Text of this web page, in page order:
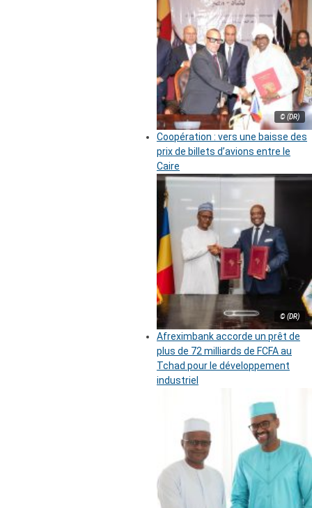
© (DR)
Coopération : vers une baisse des
prix de billets d’avions entre le
Caire
© (DR)
Afreximbank accorde un prêt de
plus de 72 milliards de FCFA au
Tchad pour le développement
industriel